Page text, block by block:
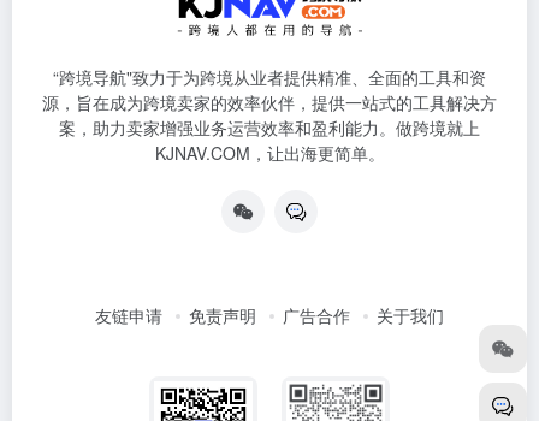
“跨境导航"致力于为跨境从业者提供精准、全面的工具和资
源，旨在成为跨境卖家的效率伙伴，提供一站式的工具解决方
案，助力卖家增强业务运营效率和盈利能力。做跨境就上
KJNAV.COM，让出海更简单。
友链申请 免责声明 广告合作 关于我们